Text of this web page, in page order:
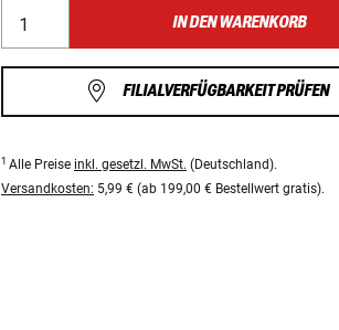
IN DEN WARENKORB
FILIALVERFÜGBARKEIT PRÜFEN
1 Alle Preise inkl. gesetzl. MwSt. (Deutschland).
Versandkosten: 5,99 € (ab 199,00 € Bestellwert gratis).